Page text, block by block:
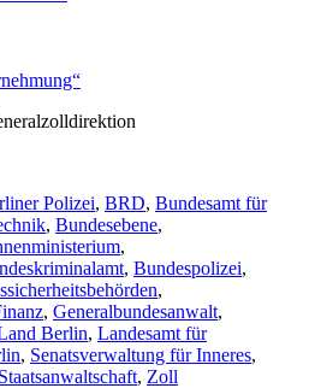
Polizei, BRD, Bundesamt für
, Bundesebene,
,
, Bundespolizei,
,
, Generalbundesanwalt,
Berlin, Landesamt für
, Senatsverwaltung für Inneres,
Staatsanwaltschaft, Zoll